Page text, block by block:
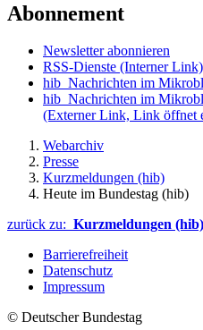
Abonnement
Newsletter abonnieren
RSS-Dienste (Interner Link)
hib_Nachrichten im
hib_Nachrichten im
(Externer Link, Link öffnet
Webarchiv
Presse
Kurzmeldungen (hib)
Heute im Bundestag (hib)
zurück zu: Kurzmeldungen (hib)
Barrierefreiheit
Datenschutz
Impressum
© Deutscher Bundestag